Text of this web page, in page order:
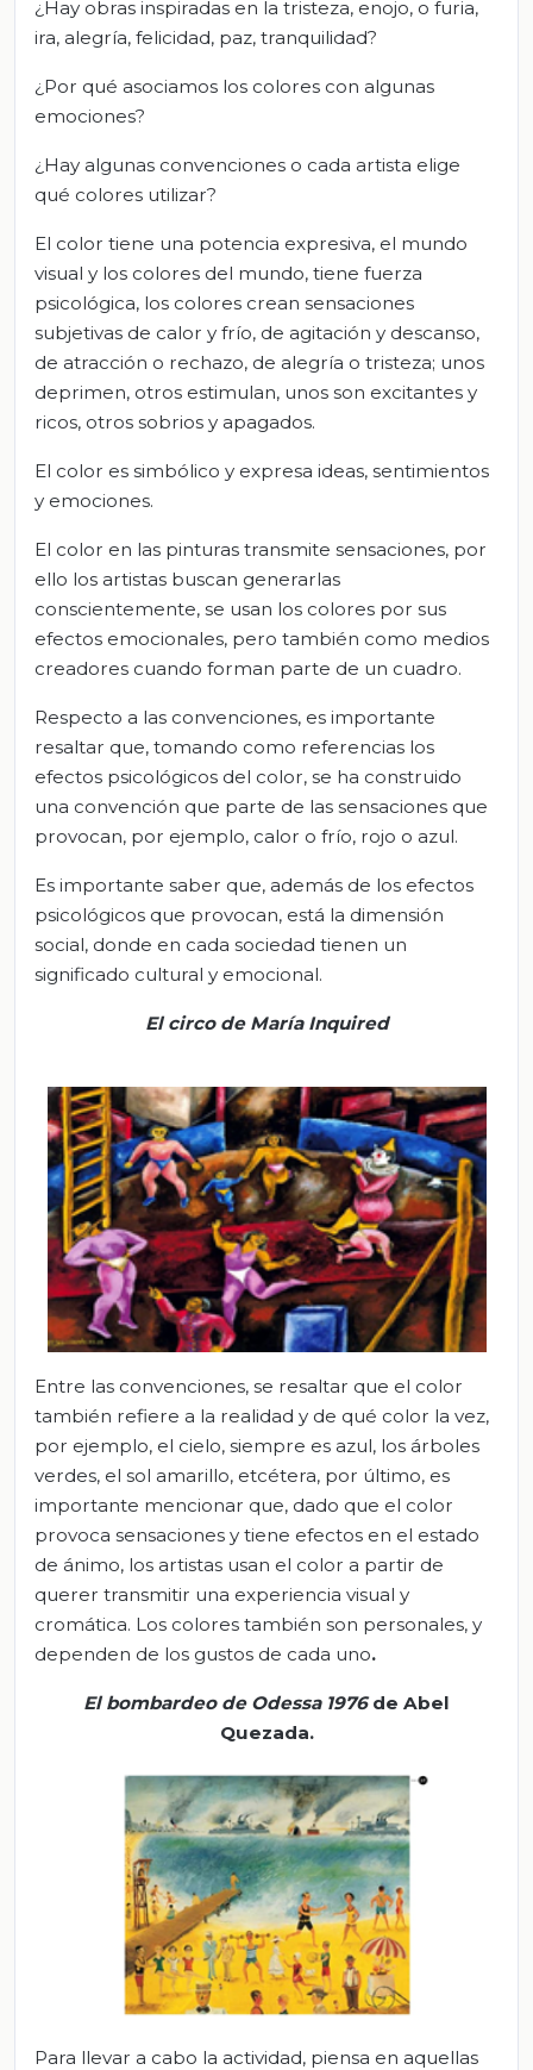
¿Hay obras inspiradas en la tristeza, enojo, o furia,
ira, alegría, felicidad, paz, tranquilidad?
¿Por qué asociamos los colores con algunas
emociones?
¿Hay algunas convenciones o cada artista elige
qué colores utilizar?
El color tiene una potencia expresiva, el mundo
visual y los colores del mundo, tiene fuerza
psicológica, los colores crean sensaciones
subjetivas de calor y frío, de agitación y descanso,
de atracción o rechazo, de alegría o tristeza; unos
deprimen, otros estimulan, unos son excitantes y
ricos, otros sobrios y apagados.
El color es simbólico y expresa ideas, sentimientos
y emociones.
El color en las pinturas transmite sensaciones, por
ello los artistas buscan generarlas
conscientemente, se usan los colores por sus
efectos emocionales, pero también como medios
creadores cuando forman parte de un cuadro.
Respecto a las convenciones, es importante
resaltar que, tomando como referencias los
efectos psicológicos del color, se ha construido
una convención que parte de las sensaciones que
provocan, por ejemplo, calor o frío, rojo o azul.
Es importante saber que, además de los efectos
psicológicos que provocan, está la dimensión
social, donde en cada sociedad tienen un
significado cultural y emocional.
El circo de María Inquired
Entre las convenciones, se resaltar que el color
también refiere a la realidad y de qué color la vez,
por ejemplo, el cielo, siempre es azul, los árboles
verdes, el sol amarillo, etcétera, por último, es
importante mencionar que, dado que el color
provoca sensaciones y tiene efectos en el estado
de ánimo, los artistas usan el color a partir de
querer transmitir una experiencia visual y
cromática. Los colores también son personales, y
dependen de los gustos de cada uno.
El bombardeo de Odessa 1976de Abel
Quezada.
Para llevar a cabo la actividad, piensa en aquellas